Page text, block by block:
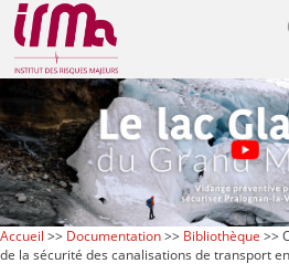
Accueil >> Documentation>> Bibliothèque >>
de la sécurité des canalisations de transport